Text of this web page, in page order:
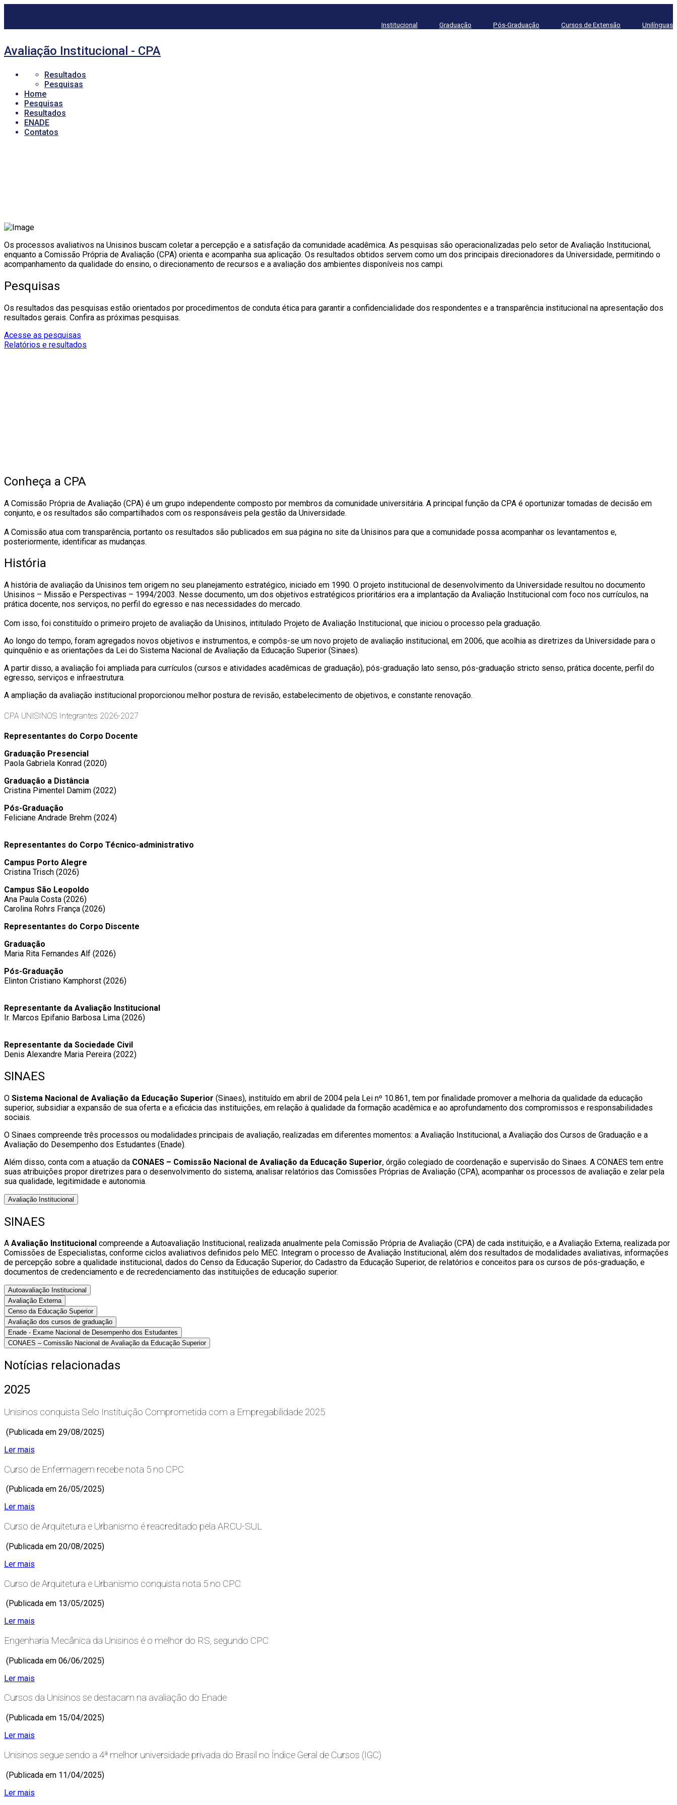
Institucional Graduação Pós-Graduação Cursos de Extensão Unilínguas
Avaliação Institucional - CPA
Resultados
Pesquisas
Home
Pesquisas
Resultados
ENADE
Contatos
Os processos avaliativos na Unisinos buscam coletar a percepção e a satisfação da comunidade acadêmica. As pesquisas são operacionalizadas pelo setor de Avaliação Institucional,
enquanto a Comissão Própria de Avaliação (CPA) orienta e acompanha sua aplicação. Os resultados obtidos servem como um dos principais direcionadores da Universidade, permitindo o
acompanhamento da qualidade do ensino, o direcionamento de recursos e a avaliação dos ambientes disponíveis nos campi.
Pesquisas
Os resultados das pesquisas estão orientados por procedimentos de conduta ética para garantir a confidencialidade dos respondentes e a transparência institucional na apresentação dos
resultados gerais. Confira as próximas pesquisas.
Acesse as pesquisas
Relatórios e resultados
Conheça a CPA
A Comissão Própria de Avaliação (CPA) é um grupo independente composto por membros da comunidade universitária. A principal função da CPA é oportunizar tomadas de decisão em
conjunto, e os resultados são compartilhados com os responsáveis pela gestão da Universidade.
A Comissão atua com transparência, portanto os resultados são publicados em sua página no site da Unisinos para que a comunidade possa acompanhar os levantamentos e,
posteriormente, identificar as mudanças.
História
A história de avaliação da Unisinos tem origem no seu planejamento estratégico, iniciado em 1990. O projeto institucional de desenvolvimento da Universidade resultou no documento
Unisinos – Missão e Perspectivas – 1994/2003. Nesse documento, um dos objetivos estratégicos prioritários era a implantação da Avaliação Institucional com foco nos currículos, na
prática docente, nos serviços, no perfil do egresso e nas necessidades do mercado.
Com isso, foi constituído o primeiro projeto de avaliação da Unisinos, intitulado Projeto de Avaliação Institucional, que iniciou o processo pela graduação.
Ao longo do tempo, foram agregados novos objetivos e instrumentos, e compôs-se um novo projeto de avaliação institucional, em 2006, que acolhia as diretrizes da Universidade para o
quinquênio e as orientações da Lei do Sistema Nacional de Avaliação da Educação Superior (Sinaes).
A partir disso, a avaliação foi ampliada para currículos (cursos e atividades acadêmicas de graduação), pós-graduação lato senso, pós-graduação stricto senso, prática docente, perfil do
egresso, serviços e infraestrutura.
A ampliação da avaliação institucional proporcionou melhor postura de revisão, estabelecimento de objetivos, e constante renovação.
CPA UNISINOS Integrantes 2026-2027
Representantes do Corpo Docente
Graduação Presencial
Paola Gabriela Konrad (2020)
Graduação a Distância
Cristina Pimentel Damim (2022)
Pós-Graduação
Feliciane Andrade Brehm (2024)
Representantes do Corpo Técnico-administrativo
Campus Porto Alegre​
Cristina Trisch (2026)​
Campus São Leopoldo​
Ana Paula Costa (2026)​
Carolina Rohrs França (2026)
Representantes do Corpo Discente ​
Graduação
Maria Rita Fernandes Alf (2026) ​
Pós-Graduação
Elinton Cristiano Kamphorst (2026)
Representante da Avaliação Institucional
Ir. Marcos Epifanio Barbosa Lima (2026)
Representante da Sociedade Civil
Denis Alexandre Maria Pereira (2022)
SINAES
O Sistema Nacional de Avaliação da Educação Superior (Sinaes), instituído em abril de 2004 pela Lei nº 10.861, tem por finalidade promover a melhoria da qualidade da educação
superior, subsidiar a expansão de sua oferta e a eficácia das instituições, em relação à qualidade da formação acadêmica e ao aprofundamento dos compromissos e responsabilidades
sociais.
O Sinaes compreende três processos ou modalidades principais de avaliação, realizadas em diferentes momentos: a Avaliação Institucional, a Avaliação dos Cursos de Graduação e a
Avaliação do Desempenho dos Estudantes (Enade).
Além disso, conta com a atuação da CONAES – Comissão Nacional de Avaliação da Educação Superior, órgão colegiado de coordenação e supervisão do Sinaes. A CONAES tem entre
suas atribuições propor diretrizes para o desenvolvimento do sistema, analisar relatórios das Comissões Próprias de Avaliação (CPA), acompanhar os processos de avaliação e zelar pela
sua qualidade, legitimidade e autonomia.
Avaliação Institucional
SINAES
A Avaliação Institucional compreende a Autoavaliação Institucional, realizada anualmente pela Comissão Própria de Avaliação (CPA) de cada instituição, e a Avaliação Externa, realizada por
Comissões de Especialistas, conforme ciclos avaliativos definidos pelo MEC. Integram o processo de Avaliação Institucional, além dos resultados de modalidades avaliativas, informações
de percepção sobre a qualidade institucional, dados do Censo da Educação Superior, do Cadastro da Educação Superior, de relatórios e conceitos para os cursos de pós-graduação, e
documentos de credenciamento e de recredenciamento das instituições de educação superior.
Autoavaliação Institucional
Avaliação Externa
Censo da Educação Superior
Avaliação dos cursos de graduação
Enade - Exame Nacional de Desempenho dos Estudantes
CONAES – Comissão Nacional de Avaliação da Educação Superior
Notícias relacionadas
2025
Unisinos conquista Selo Instituição Comprometida com a Empregabilidade 2025
(Publicada em 29/08/2025)
Ler mais
Curso de Enfermagem recebe nota 5 no CPC
(Publicada em 26/05/2025)
Ler mais
Curso de Arquitetura e Urbanismo é reacreditado pela ARCU-SUL
(Publicada em 20/08/2025)
Ler mais
Curso de Arquitetura e Urbanismo conquista nota 5 no CPC
(Publicada em 13/05/2025)
Ler mais
Engenharia Mecânica da Unisinos é o melhor do RS, segundo CPC
(Publicada em 06/06/2025)
Ler mais
Cursos da Unisinos se destacam na avaliação do Enade
(Publicada em 15/04/2025)
Ler mais
Unisinos segue sendo a 4ª melhor universidade privada do Brasil no Índice Geral de Cursos (IGC)
(Publicada em 11/04/2025)
Ler mais